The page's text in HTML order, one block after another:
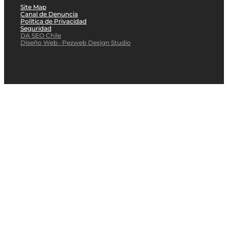
Site Map
Canal de Denuncia
Política de Privacidad
Seguridad
DA SEO Chile
Diseño Web · Pezweb Design Studio